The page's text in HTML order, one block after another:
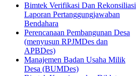
Bimtek Verifikasi Dan Rekonsiliasi
Laporan Pertanggungjawaban
Bendahara
Perencanaan Pembangunan Desa
(menyusun RPJMDes dan
APBDes)
Manajemen Badan Usaha Milik
Desa (BUMDes)